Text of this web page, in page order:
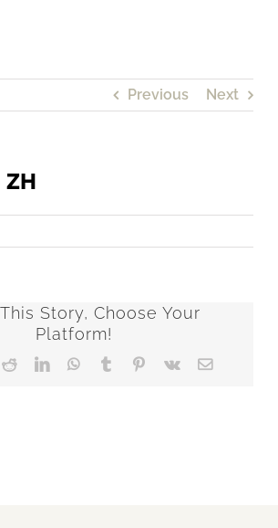
Previous Next
ZH
Story, Choose Your
Platform!
RedditLinkedInWhatsApp
TumblrPinterest
Vk Email